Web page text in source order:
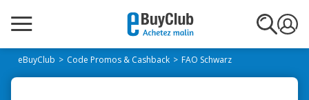
eBuyClub Code Promos & Cashback FAO Schwarz